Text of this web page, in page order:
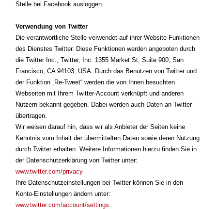
Stelle bei Facebook ausloggen.
Verwendung von Twitter
Die verantwortliche Stelle verwendet auf ihrer Website Funktionen
des Dienstes Twitter. Diese Funktionen werden angeboten durch
die Twitter Inc., Twitter, Inc. 1355 Market St, Suite 900, San
Francisco, CA 94103, USA. Durch das Benutzen von Twitter und
der Funktion „Re-Tweet“ werden die von Ihnen besuchten
Webseiten mit Ihrem Twitter-Account verknüpft und anderen
Nutzern bekannt gegeben. Dabei werden auch Daten an Twitter
übertragen.
Wir weisen darauf hin, dass wir als Anbieter der Seiten keine
Kenntnis vom Inhalt der übermittelten Daten sowie deren Nutzung
durch Twitter erhalten. Weitere Informationen hierzu finden Sie in
der Datenschutzerklärung von Twitter unter:
www.twitter.com/privacy
Ihre Datenschutzeinstellungen bei Twitter können Sie in den
Konto-Einstellungen ändern unter:
www.twitter.com/account/settings.